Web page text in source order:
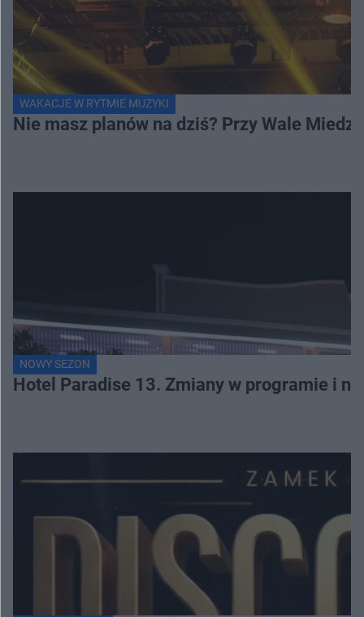
WAKACJE W RYTMIE MUZYKI
Nie masz planów na dziś? Przy Wale
NOWY SEZON
Hotel Paradise 13. Zmiany w programie i